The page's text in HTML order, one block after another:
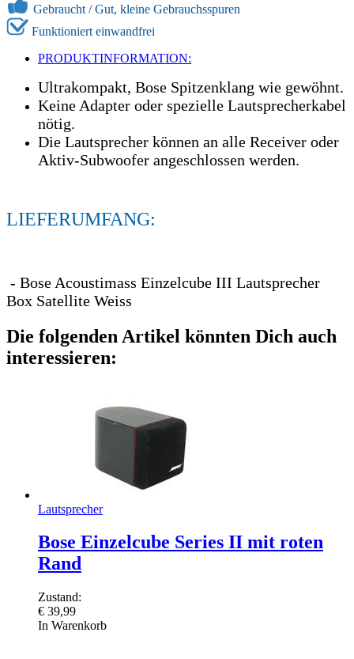
Gebraucht /Gut, kleine Gebrauchsspuren
Funktioniert einwandfrei
PRODUKTINFORMATION:
Ultrakompakt, Bose Spitzenklang wie gewöhnt.
Keine Adapter oder spezielle Lautsprecherkabel
nötig.
Die Lautsprecher können an alle Receiver oder
Aktiv-Subwoofer angeschlossen werden.
LIEFERUMFANG:
- Bose Acoustimass Einzelcube III Lautsprecher
Box Satellite Weiss
Die folgenden Artikel könnten Dich auch
interessieren:
Lautsprecher
Bose Einzelcube Series II mit roten
Rand
Zustand:
€ 39,99
In Warenkorb